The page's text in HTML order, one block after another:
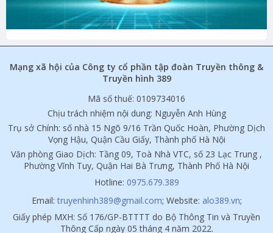
Mạng xã hội của Công ty cổ phần tập đoàn Truyền thông &
Truyền hình 389
Mã số thuế: 0109734016
Chịu trách nhiệm nội dung: Nguyễn Anh Hùng
Trụ sở Chính: số nhà 15 Ngõ 9/16 Trần Quốc Hoàn, Phường Dịch
Vọng Hậu, Quận Cầu Giấy, Thành phố Hà Nội
Văn phòng Giao Dịch: Tầng 09, Toà Nhà VTC, số 23 Lạc Trung ,
Phường Vĩnh Tuy, Quận Hai Bà Trưng, Thành Phố Hà Nội
Hotline: 0975.679.389
Email: truyenhinh389@gmail.com; Website: alo389.vn;
Giấy phép MXH: Số 176/GP-BTTTT do Bộ Thông Tin và Truyền
Thông Cấp ngày 05 tháng 4 năm 2022.